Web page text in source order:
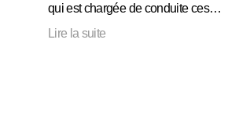
qui est chargée de conduite ces…
Lire la suite